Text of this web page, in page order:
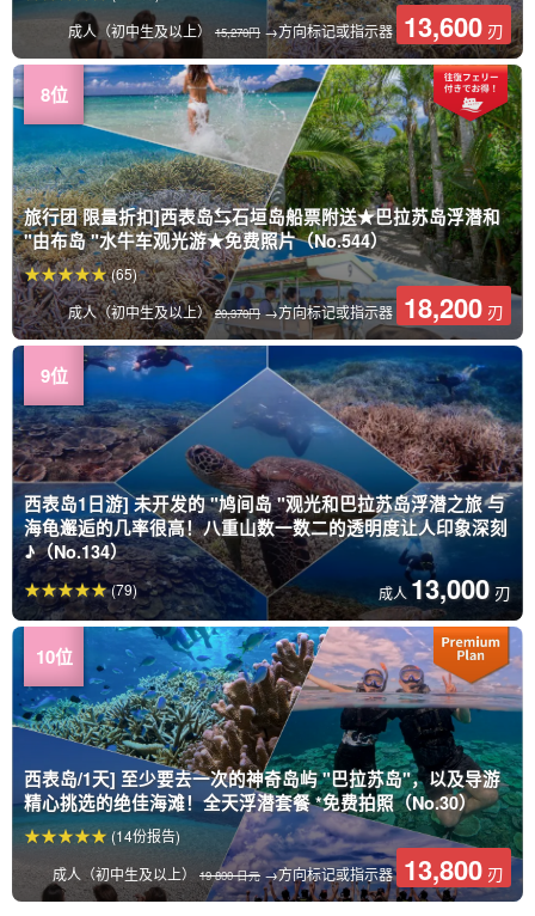
成人（初中生及以上） 15,270円 →方向标记或指示器 13,600 刃
旅行团 限量折扣]西表岛⇆石垣岛船票附送★巴拉苏岛浮潜和
"由布岛 "水牛车观光游★免费照片（No.544）
成人（初中生及以上）20,370円→方向标记或指示器 18,200 刃
(65)
西表岛1日游] 未开发的 "鸠间岛 "观光和巴拉苏岛浮潜之旅 与
海龟邂逅的几率很高！八重山数一数二的透明度让人印象深刻
♪（No.134）
成人 13,000 刃
(79)
西表岛/1天] 至少要去一次的神奇岛屿 "巴拉苏岛"，以及导游
精心挑选的绝佳海滩！全天浮潜套餐 *免费拍照（No.30）
成人（初中生及以上） 19 800 日元 →方向标记或指示器 13,800 刃
(14份报告)